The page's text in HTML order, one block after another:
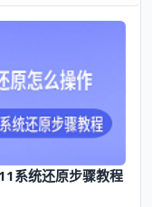
系统还原步骤教程